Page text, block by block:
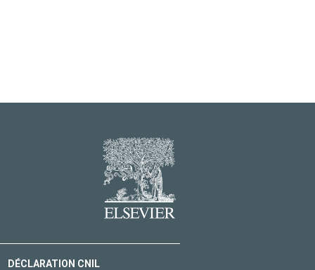
DÉCLARATION CNIL